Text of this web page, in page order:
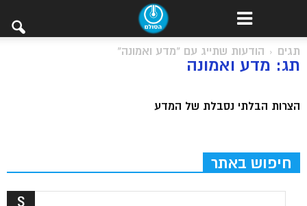
תגים הודעות שתייג עם "מדע ואמונה"
תג: מדע ואמונה
הצרות הבלתי נסבלת של המדע
חיפוש באתר